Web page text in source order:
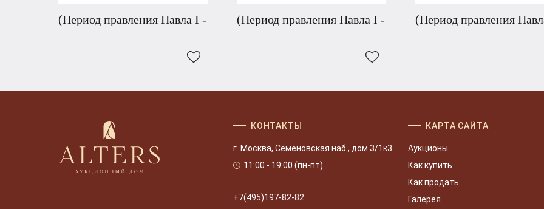
(Период правления Павла I - (Период правления Павла I - (Период правления
КОНТАКТЫ
г. Москва, Семеновская наб., дом 3/1к3
11:00 - 19:00 (пн-пт)
+7(495)197-82-82
КАРТА САЙТА
Аукционы
Как купить
Как продать
Галерея